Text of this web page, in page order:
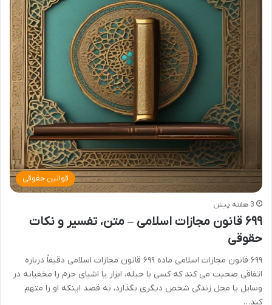
قوانین حقوقی
3 هفته پیش
۶۹۹ قانون مجازات اسلامی – متن، تفسیر و نکات
حقوقی
۶۹۹ قانون مجازات اسلامی ماده ۶۹۹ قانون مجازات اسلامی دقیقاً درباره
اتفاقی صحبت می کند که کسی با حیله، ابزار یا اشیای جرم را مخفیانه در
وسایل یا محل زندگی شخص دیگری بگذارد، به قصد اینکه او را متهم
کند…